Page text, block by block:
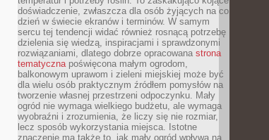
doświadczenie, zwłaszcza dla osób żyjących na co
dzień w świecie ekranów i terminów. W samym
sercu tej tendencji widać również rosnącą potrzebę
dzielenia się wiedzą, inspiracjami i sprawdzonymi
rozwiązaniami, dlatego dobrze opracowana strona
tematycznapoświęcona małym ogrodom,
balkonowym uprawom i zieleni miejskiej może być
dla wielu osób praktycznym źródłem pomysłów na
tworzenie własnej przestrzeni odpoczynku. Mały
ogród nie wymaga wielkiego budżetu, ale wymaga
wyobraźni i zrozumienia, że liczy się nie rozmiar,
lecz sposób wykorzystania miejsca. Istotne
znaczenie ma także to, jak mały ogród wpływa na